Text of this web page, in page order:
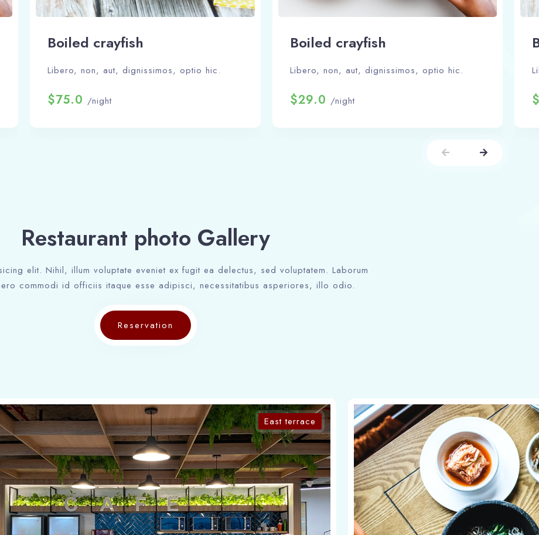
100
Boiled crayfish
Libero, non, aut, dignissimos, optio hic.
$75.0 /night
Boiled crayfish
Libero, non, aut, dignissimos, optio hic.
$29.0 /night
Restaurant photo Gallery
elit. Nihil, illum voluptate eveniet ex fugit ea delectus, sed voluptatem. Laborum
commodi id officiis itaque esse adipisci, necessitatibus asperiores, illo odio.
Reservation
East terrace
Check-out
Adults
1
Children
0
Search